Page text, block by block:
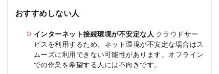
おすすめしない人
インターネット接続環境が不安定な人 クラウドサー
ビスを利用するため、ネット環境が不安定な場合はス
ムーズに利用できない可能性があります。オフライン
での作業を希望する人には不向きです。